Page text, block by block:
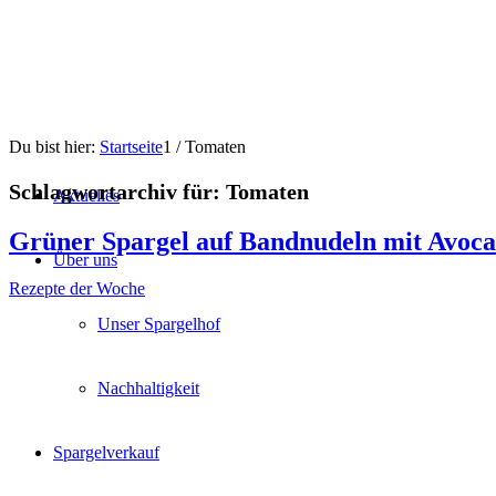
Aktuelles
Über uns
Unser Spargelhof
Nachhaltigkeit
Spargelverkauf
Du bist hier: Startseite1 / Tomaten
Schlagwortarchiv für: Tomaten
Grüner Spargel auf Bandnudeln mit
Rezepte der Woche